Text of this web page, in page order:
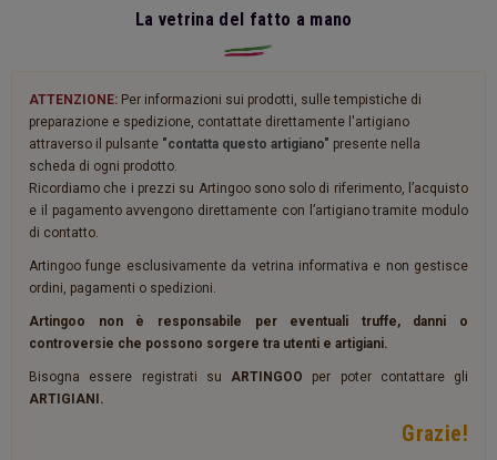
La vetrina del fatto a mano
ATTENZIONE: Per informazioni sui prodotti, sulle tempistiche di
preparazione e spedizione, contattate direttamente l'artigiano
attraverso il pulsante "contatta questo artigiano" presente nella
scheda di ogni prodotto.
Ricordiamo che i prezzi su Artingoo sono solo di riferimento, l’acquisto
e il pagamento avvengono direttamente con l’artigiano tramite modulo
di contatto.
Artingoo funge esclusivamente da vetrina informativa e non gestisce
ordini, pagamenti o spedizioni.
Artingoo non è responsabile per eventuali truffe, danni o
controversie che possono sorgere tra utenti e artigiani.
Bisogna essere registrati su ARTINGOO per poter contattare gli
ARTIGIANI.
Grazie!